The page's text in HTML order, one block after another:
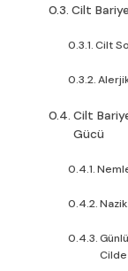
Cilt
Cilt
Cilt
Gücü
Cilde